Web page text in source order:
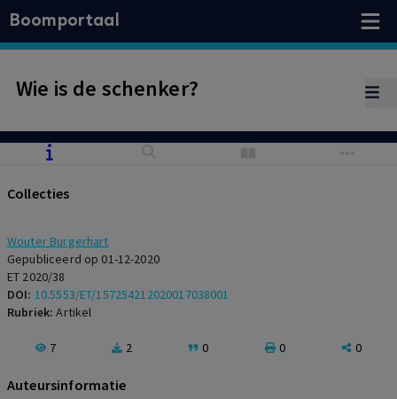
Boomportaal
Wie is de schenker?
Collecties
Wouter Burgerhart
Gepubliceerd op 01-12-2020
ET 2020/38
DOI: 10.5553/ET/157254212020017038001
Rubriek:Artikel
7 2 0 0 0
Auteursinformatie